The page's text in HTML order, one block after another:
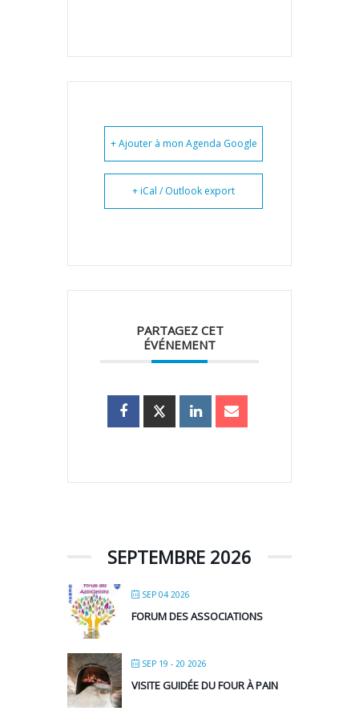
+ Ajouter à mon Agenda Google
+ iCal / Outlook export
PARTAGEZ CET
ÉVÉNEMENT
SEPTEMBRE 2026
SEP 04 2026
FORUM DES ASSOCIATIONS
SEP 19 - 20 2026
VISITE GUIDÉE DU FOUR À PAIN